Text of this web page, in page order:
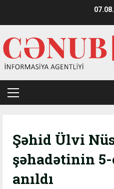
Primary
Şəhid Ülvi
şəhadətinin
anıldı